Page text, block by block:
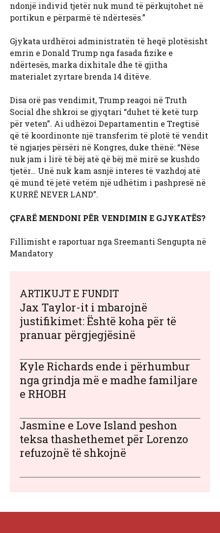
ndonjë individ tjetër nuk mund të përkujtohet në
portikun e përparmë të ndërtesës.”
Gjykata urdhëroi administratën të heqë plotësisht
emrin e Donald Trump nga fasada fizike e
ndërtesës, marka dixhitale dhe të gjitha
materialet zyrtare brenda 14 ditëve.
Disa orë pas vendimit, Trump reagoi në Truth
Social dhe shkroi se gjyqtari “duhet të ketë turp
për veten”. Ai udhëzoi Departamentin e Tregtisë
që të koordinonte një transferim të plotë të vendit
të ngjarjes përsëri në Kongres, duke thënë: “Nëse
nuk jam i lirë të bëj atë që bëj më mirë se kushdo
tjetër… Unë nuk kam asnjë interes të vazhdoj atë
që mund të jetë vetëm një udhëtim i pashpresë në
KURRË NEVER LAND”.
ÇFARË MENDONI PËR VENDIMIN E GJYKATËS?
Fillimisht e raportuar nga Sreemanti Sengupta në
Mandatory
ARTIKUJT E FUNDIT
Jax Taylor-it i mbarojnë
justifikimet: Është koha për të
pranuar përgjegjësinë
Kyle Richards ende i përhumbur
nga grindja më e madhe familjare
e RHOBH
Jasmine e Love Island peshon
teksa thashethemet për Lorenzo
refuzojnë të shkojnë